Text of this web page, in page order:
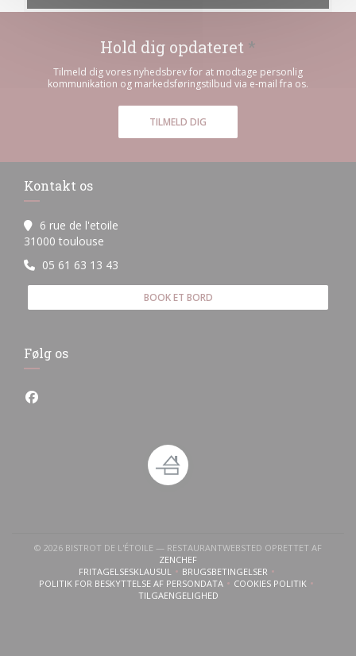
Hold dig opdateret *
Tilmeld dig vores nyhedsbrev for at modtage personlig
kommunikation og markedsføringstilbud via e-mail fra os.
TILMELD DIG
Kontakt os
6 rue de l'etoile
31000 toulouse
05 61 63 13 43
BOOK ET BORD
Følg os
Facebook ((åbner i et nyt vindue))
© 2026 BISTROT DE L'ÉTOILE — RESTAURANTWEBSTED OPRETTET AF
ZENCHEF((ÅBNER I ET NYT VINDUE))
FRITAGELSESKLAUSUL((ÅBNER I ET NYT VINDUE))
BRUGSBETINGELSER((ÅBNER I ET NYT VINDUE))
POLITIK FOR BESKYTTELSE AF PERSONDATA
((ÅBNER I ET NYT VINDUE))COOKIES POLITIK((ÅBNER I ET NYT
TILGAENGELIGHED((ÅBNER I ET NYT VINDUE))